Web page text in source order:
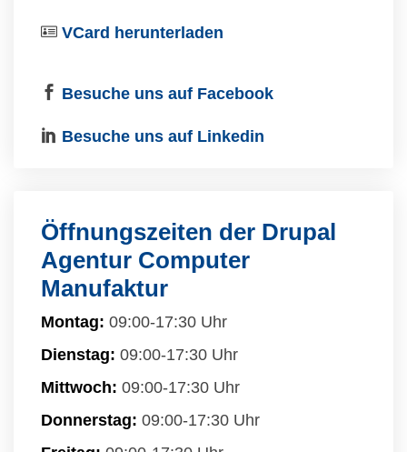
VCard herunterladen
Besuche uns auf Facebook
Besuche uns auf Linkedin
Öffnungszeiten der Drupal
Agentur Computer
Manufaktur
Montag: 09:00-17:30 Uhr
Dienstag: 09:00-17:30 Uhr
Mittwoch: 09:00-17:30 Uhr
Donnerstag: 09:00-17:30 Uhr